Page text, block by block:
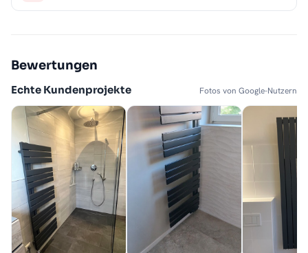
Bewertungen
Echte Kundenprojekte Fotos von Google-Nutzern